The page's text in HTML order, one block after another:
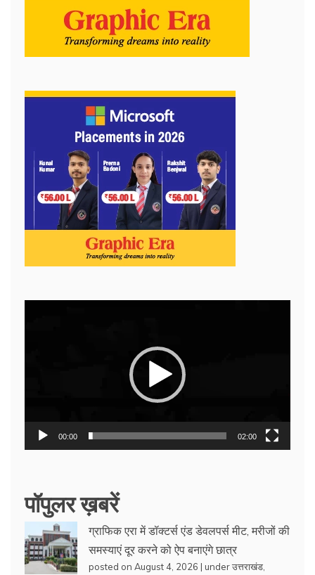
00:00 02:00
पॉपुलर ख़बरें
ग्राफिक एरा में डॉक्टर्स एंड डेवलपर्स मीट, मरीजों की
समस्याएं दूर करने को ऐप बनाएंगे छात्र
posted on August 4, 2026 | underउत्तराखंड